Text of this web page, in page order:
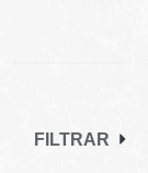
FILTRAR